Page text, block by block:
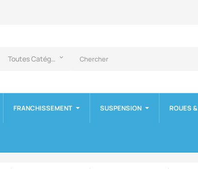
Toutes Catégories keyboard_arrow_down
FRANCHISSEMENT SUSPENSION ROUES